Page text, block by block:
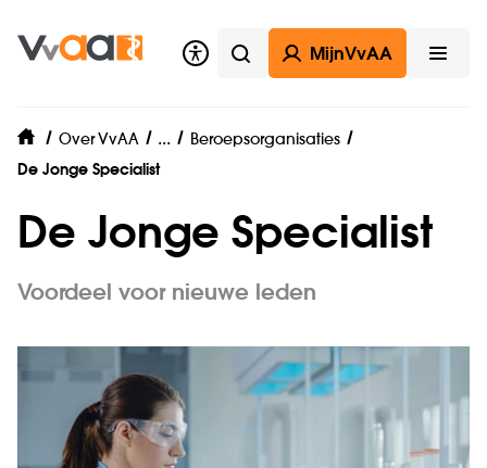
Zoeken
MijnVvAA
home
Over VvAA ... Samenwerkingen
Beroepsorganisaties
De Jonge Specialist
De Jonge Specialist
Voordeel voor nieuwe leden